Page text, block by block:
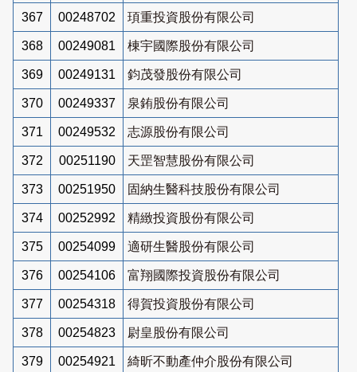
367 00248702 頊重投資股份有限公司
368 00249081 棟宇國際股份有限公司
369 00249131 鈞茂發股份有限公司
370 00249337 泉銪股份有限公司
371 00249532 志源股份有限公司
372 00251190 天罡智慧股份有限公司
373 00251950 固納生醫科技股份有限公司
374 00252992 精緻投資股份有限公司
375 00254099 適研生醫股份有限公司
376 00254106 富翔國際投資股份有限公司
377 00254318 得賀投資股份有限公司
378 00254823 尉皇股份有限公司
379 00254921 綺昕不動產仲介股份有限公司